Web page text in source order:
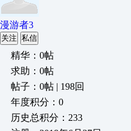
漫游者3
关注 私信
精华：0帖
求助：0帖
帖子：0帖 | 198回
年度积分：0
历史总积分：233